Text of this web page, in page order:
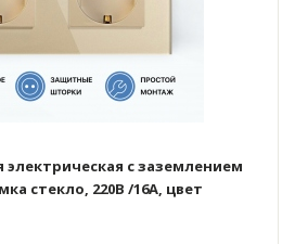
электрическая с заземлением
стекло, 220В /16А, цвет